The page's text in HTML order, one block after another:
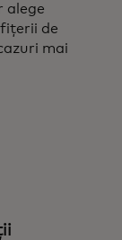
alege
de
mai